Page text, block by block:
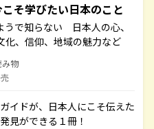
そ学びたい日本のこと
うで知らない 日本人の心、
化、信仰、地域の魅力など
み物
イドが、日本人にこそ伝えた
見ができる１冊！